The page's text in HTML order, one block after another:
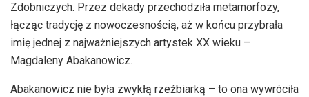
Zdobniczych. Przez dekady przechodziła metamorfozy,
łącząc tradycję z nowoczesnością, aż w końcu przybrała
imię jednej z najważniejszych artystek XX wieku –
Magdaleny Abakanowicz.
Abakanowicz nie była zwykłą rzeźbiarką – to ona wywróciła